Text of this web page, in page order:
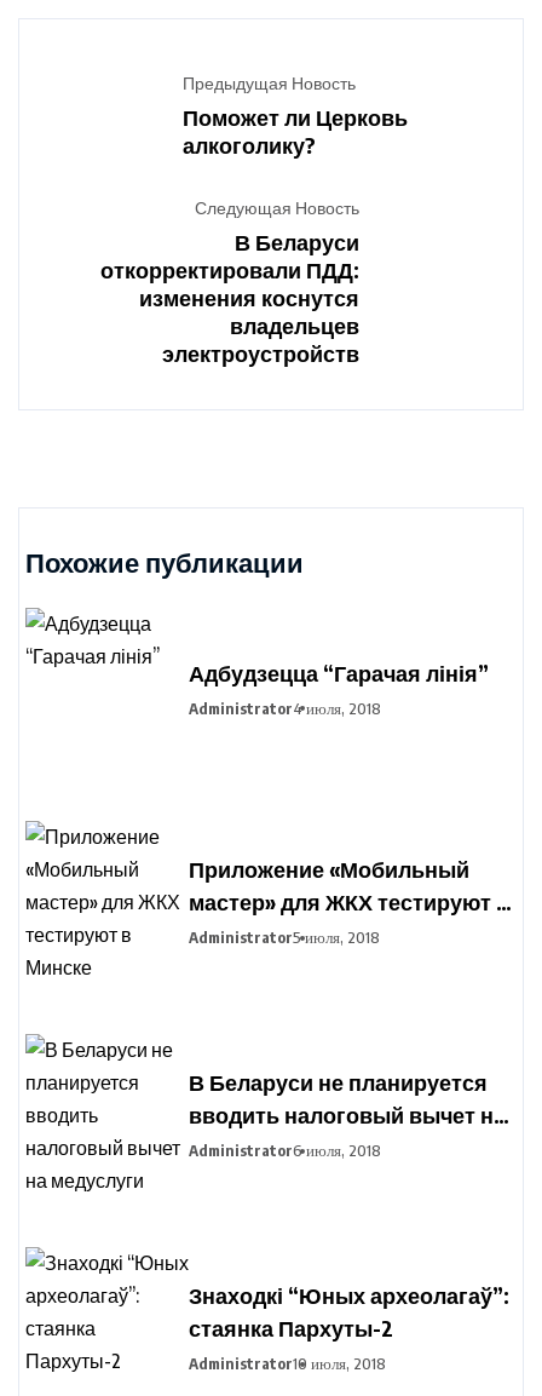
Предыдущая Новость
Поможет ли Церковь
алкоголику?
Следующая Новость
В Беларуси
откорректировали ПДД:
изменения коснутся
владельцев
электроустройств
Похожие публикации
Адбудзецца “Гарачая лінія”
Administrator4 июля, 2018
Приложение «Мобильный
мастер» для ЖКХ тестируют в
Минске
Administrator5 июля, 2018
В Беларуси не планируется
вводить налоговый вычет на
медуслуги
Administrator6 июля, 2018
Знаходкі “Юных археолагаў”:
стаянка Пархуты-2
Administrator10 июля, 2018